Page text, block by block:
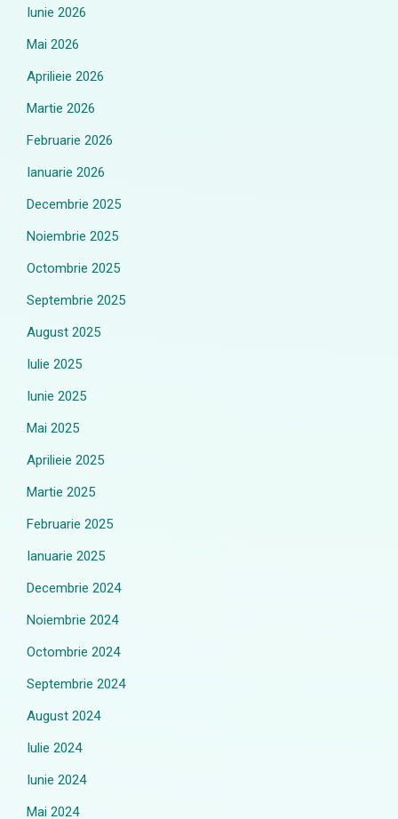
Iunie 2026
Mai 2026
Aprilieie 2026
Martie 2026
Februarie 2026
Ianuarie 2026
Decembrie 2025
Noiembrie 2025
Octombrie 2025
Septembrie 2025
August 2025
Iulie 2025
Iunie 2025
Mai 2025
Aprilieie 2025
Martie 2025
Februarie 2025
Ianuarie 2025
Decembrie 2024
Noiembrie 2024
Octombrie 2024
Septembrie 2024
August 2024
Iulie 2024
Iunie 2024
Mai 2024